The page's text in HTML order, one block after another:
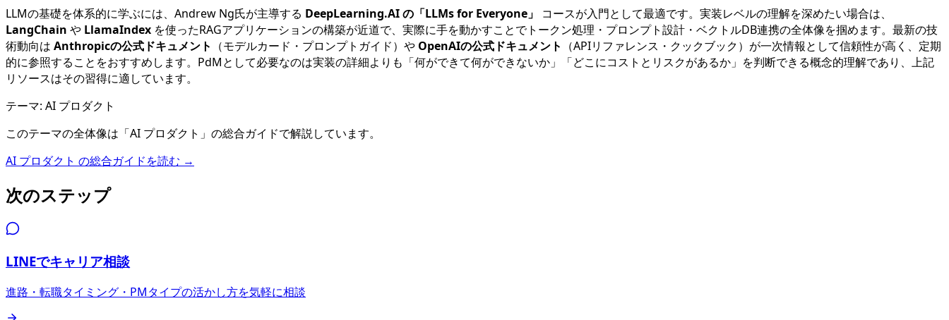
LLMの基礎を体系的に学ぶには、Andrew Ng氏が主導する DeepLearning.AI の「LLMs for Everyone」
コースが入門として最適です。実装レベルの理解を深めたい場合は、
LangChain や LlamaIndex を使ったRAGアプリケーションの構築が近道で、実際に手を動かすことでトークン処理・プロンプト設計・ベクトルDB連携の全体像を掴めます。最新の技
術動向は Anthropicの公式ドキュメント （モデルカード・プロンプトガイド）や OpenAIの公式ドキュメント （APIリファレンス・クックブック）が一次情報として信頼性が高く、定期
的に参照することをおすすめします。PdMとして必要なのは実装の詳細よりも「何ができて何ができないか」「どこにコストとリスクがあるか」を判断できる概念的理解であり、上記
リソースはその習得に適しています。
テーマ: AI プロダクト
このテーマの全体像は「AI プロダクト 」の総合ガイドで解説しています。
AI プロダクト の総合ガイドを読む →
次のステップ
LINEでキャリア相談
進路・転職タイミング・PMタイプの活かし方を気軽に相談